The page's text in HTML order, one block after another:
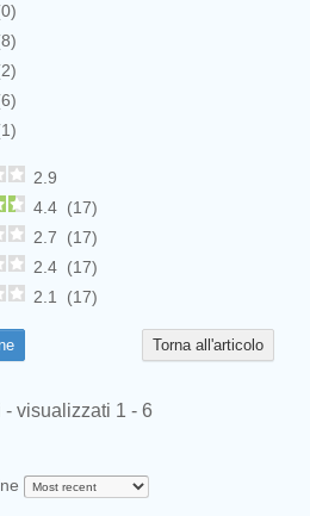
2.9
4.4 (17)
2.7 (17)
2.4 (17)
2.1 (17)
Torna all'articolo
- visualizzati 1 - 6